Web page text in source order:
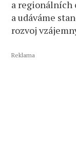
a regionálních
a udáváme
rozvoj
Reklama